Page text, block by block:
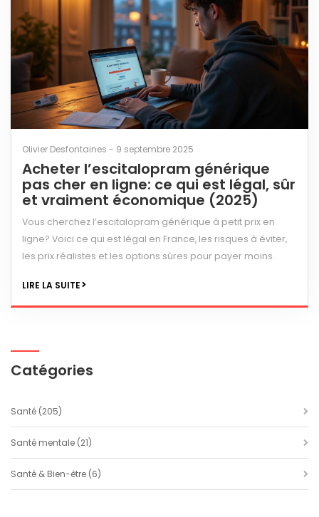
Olivier Desfontaines - 9 septembre 2025
Acheter l’escitalopram générique
pas cher en ligne: ce qui est légal, sûr
et vraiment économique (2025)
Vous cherchez l’escitalopram générique à petit prix en
ligne? Voici ce qui est légal en France, les risques à éviter,
les prix réalistes et les options sûres pour payer moins.
LIRE LA SUITE
Catégories
Santé (205)
Santé mentale (21)
Santé & Bien-être (6)